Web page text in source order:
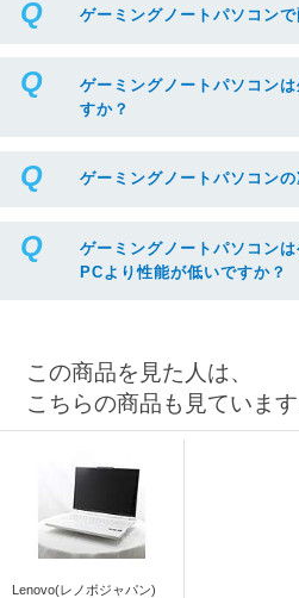
ゲーミングノートパソコン
ゲーミングノートパソコン
すか？
ゲーミングノートパソコン
ゲーミングノートパソコン
PCより性能が低いですか？
この商品を見た人は、
こちらの商品も見ています
Lenovo(レノボジャパン)